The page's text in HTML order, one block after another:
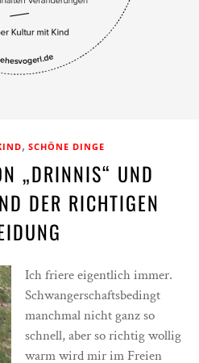
, SCHÖNE DINGE
„DRINNIS“ UND
DER RICHTIGEN K
Ich friere eigentlich immer.
Schwangerschaftsbedingt
manchmal nicht ganz so
schnell, aber so richtig wollig
warm wird mir im Freien